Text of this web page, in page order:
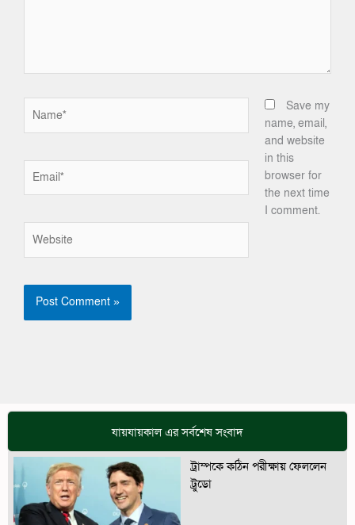
Save my
name, email,
and website
in this
browser for
the next time
I comment.
যায়যায়কাল এর সর্বশেষ সংবাদ
ট্রাম্পকে কঠিন পরীক্ষায় ফেললেন
ট্রুডো